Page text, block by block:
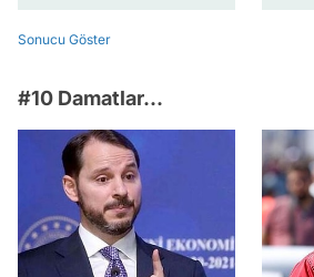
Sonucu Göster
#10 Damatlar...